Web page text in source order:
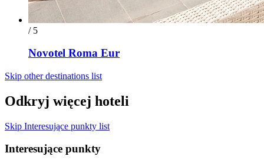
/ 5
Novotel Roma Eur
Skip other destinations list
Odkryj więcej hoteli
Skip Interesujące punkty list
Interesujące punkty